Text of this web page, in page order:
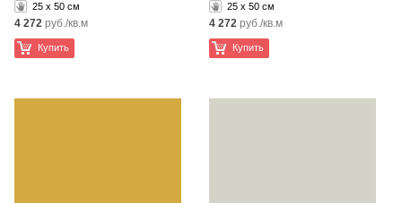
25 x 50 см
4 272 руб./кв.м
Купить
25 x 50 см
4 272 руб./кв.м
Купить